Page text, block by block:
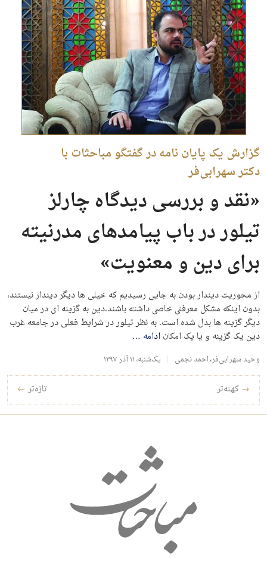
گزارش یک پایان نامه در گفتگو مباحثات با
دکتر سهرابی‌فر
«نقد و بررسی دیدگاه چارلز
تیلور در باب پیامدهای مدرنیته
برای دین و معنویت»
از محوريت دیندار بودن به جایی رسیدیم که خیلی ها دیگر دیندار نیستند،
بدون اینکه مشکل معرفتی خاصی داشته باشند.دین به گزینه ای در میان
دیگر گزینه ها بدل شده است. به نظر تیلور در شرایط فعلی در جامعه غرب
دین یک گزینه و یا یک امکانادامه …
وحید سهرابی‌فر،احمد نجمی یک‌شنبه، ۱۱ آذر ۱۳۹۷
راه‌بری نوشته‌ها
→ کهنه‌تر تازه‌تر←